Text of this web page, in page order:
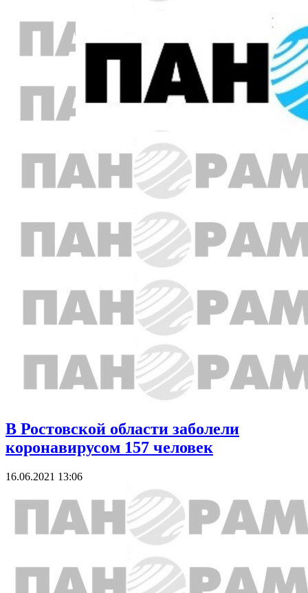
В Ростовской области заболели
коронавирусом 157 человек
16.06.2021 13:06